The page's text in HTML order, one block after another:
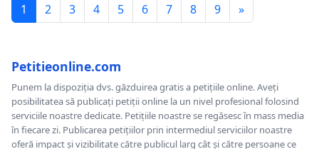
1 2 3 4 5 6 7 8 9 »
Petitieonline.com
Punem la dispoziția dvs. găzduirea gratis a petițiile online. Aveți
posibilitatea să publicați petiții online la un nivel profesional folosind
serviciile noastre dedicate. Petițiile noastre se regăsesc în mass media
în fiecare zi. Publicarea petițiilor prin intermediul serviciilor noastre
oferă impact și vizibilitate către publicul larg cât și către persoane ce